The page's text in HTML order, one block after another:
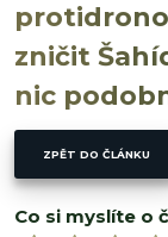
zničit
nic
ZPĚT DO ČLÁNKU
Co si myslíte o